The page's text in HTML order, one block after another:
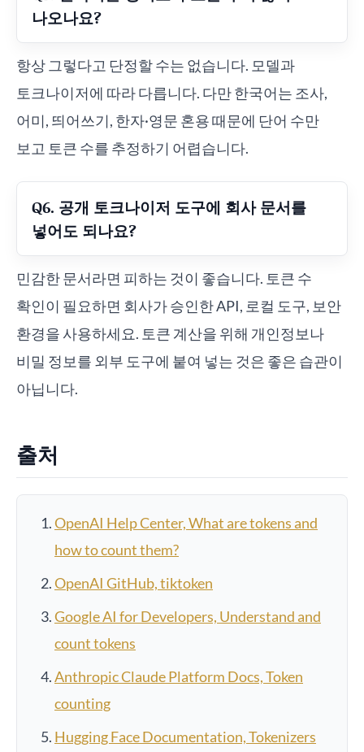
나오나요?
항상 그렇다고 단정할 수는 없습니다. 모델과
토크나이저에 따라 다릅니다. 다만 한국어는 조사,
어미, 띄어쓰기, 한자·영문 혼용 때문에 단어 수만
보고 토큰 수를 추정하기 어렵습니다.
Q6. 공개 토크나이저 도구에 회사 문서를
넣어도 되나요?
민감한 문서라면 피하는 것이 좋습니다. 토큰 수
확인이 필요하면 회사가 승인한 API, 로컬 도구, 보안
환경을 사용하세요. 토큰 계산을 위해 개인정보나
비밀 정보를 외부 도구에 붙여 넣는 것은 좋은 습관이
아닙니다.
출처
OpenAI Help Center, What are tokens and
how to count them?
OpenAI GitHub, tiktoken
Google AI for Developers, Understand and
count tokens
Anthropic Claude Platform Docs, Token
counting
Hugging Face Documentation, Tokenizers